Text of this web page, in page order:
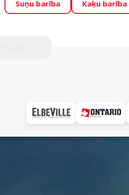
Visu mēnesi Dino
Fotokonkurss
Suņu barība Kaķu barība
dekorācijas Akvāriju augi